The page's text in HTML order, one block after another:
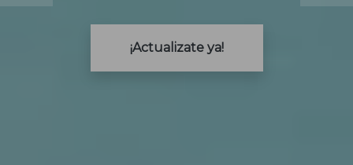
¡Actualizate ya!